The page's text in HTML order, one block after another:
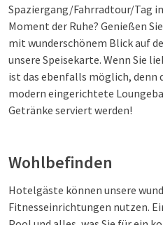
Spaziergang/Fahrradtour/Tag
Moment der Ruhe? Genießen
mit wunderschönem Blick auf
unsere Speisekarte. Wenn Sie
ist das ebenfalls möglich, denn
modern eingerichtete
Getränke serviert werden!
Wohlbefinden
Hotelgäste können unsere
Fitnesseinrichtungen nutzen.